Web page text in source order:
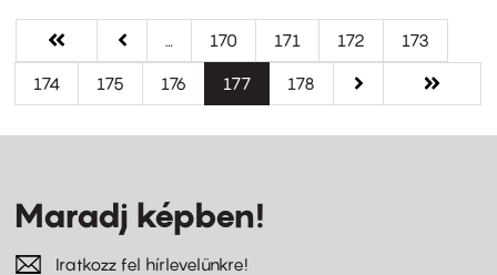
Oldalszámozás
Első
oldal
« Első
Előző
oldal
‹‹ … Oldal
170 Oldal
171 Oldal
172 Oldal
173
Oldal
174 Oldal
175 Oldal
176
Jelenlegi
oldal
177 Oldal
178
Következő
oldal
››
Utolsó
oldal
Utolsó »
Maradj képben!
Iratkozz fel hírlevelünkre!